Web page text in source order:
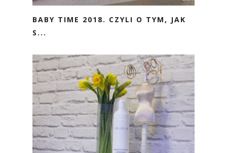
BABY TIME 2018. CZYLI O TYM, JAK
S...